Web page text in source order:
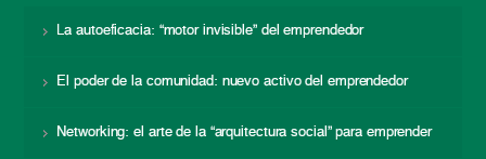
La autoeficacia: “motor invisible” del emprendedor
El poder de la comunidad: nuevo activo del emprendedor
Networking: el arte de la “arquitectura social” para emprender